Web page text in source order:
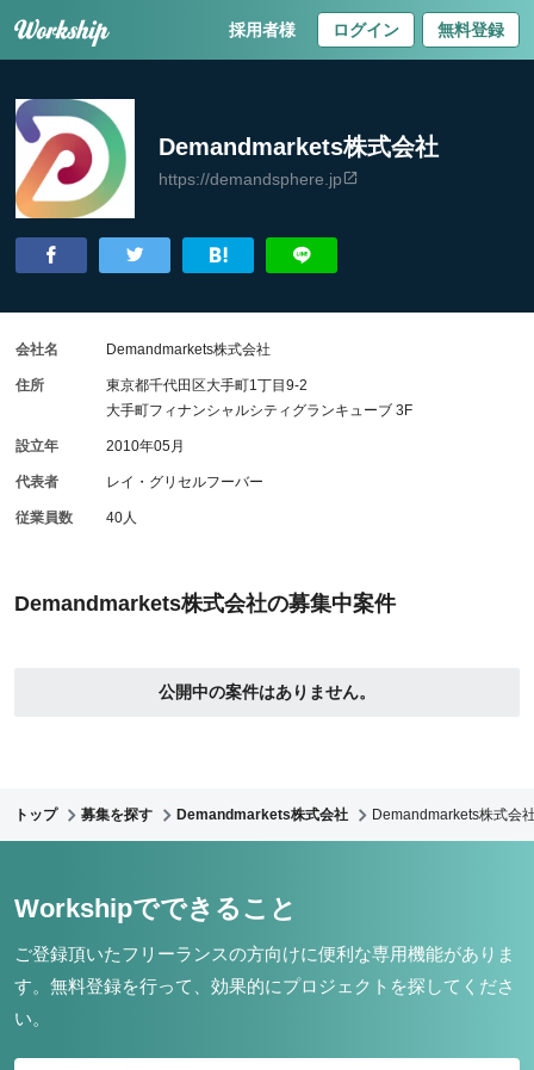
採用者様 ログイン 無料登録
Demandmarkets株式会社
https://demandsphere.jp
Demandmarkets株式会社の募集中案件
公開中の案件はありません。
会社名 Demandmarkets株式会社
住所
東京都千代田区大手町1丁目9-2
大手町フィナンシャルシティグランキューブ 3F
設立年 2010年05月
代表者 レイ・グリセルフーバー
従業員数 40人
トップ 募集を探す Demandmarkets株式会社 Demandmarkets株式会
Workshipでできること
ご登録頂いたフリーランスの方向けに便利な専用機能がありま
す。 無料登録を行って、効果的にプロジェクトを探してくださ
い。